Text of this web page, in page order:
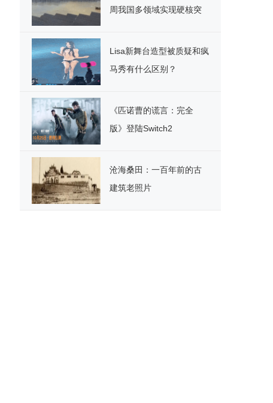
周我国多领域实现硬核突
Lisa新舞台造型被质疑和疯
马秀有什么区别？
《匹诺曹的谎言：完全
版》登陆Switch2
沧海桑田：一百年前的古
建筑老照片